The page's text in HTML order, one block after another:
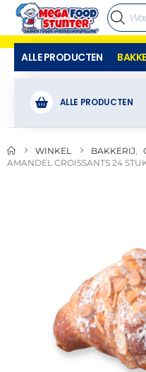
ALLE PRODUCTEN
ALLE PRODUCTEN
WINKEL BAKKERIJ
AMANDEL CROISSANTS 24